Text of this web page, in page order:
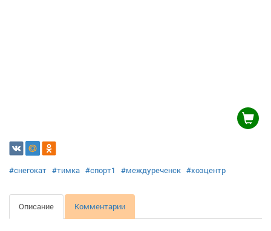
#снегокат #тимка #спорт1 #междуреченск #хозцентр
Описание Комментарии